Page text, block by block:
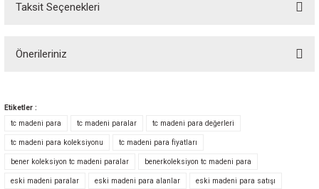
Taksit Seçenekleri
Önerileriniz
Görüş ve önerileriniz için teşekkür ederiz.
Ürün resmi kalitesiz, bozuk veya görüntülenemiyor.
Ürün açıklamasında eksik bilgiler bulunuyor.
Etiketler :
tc madeni para
tc madeni paralar tc madeni para değerleri
tc madeni para koleksiyonu tc madeni para fiyatları
bener koleksiyon tc madeni paralar benerkoleksiyon tc madeni para
eski madeni paralar eski madeni para alanlar eski madeni para satışı